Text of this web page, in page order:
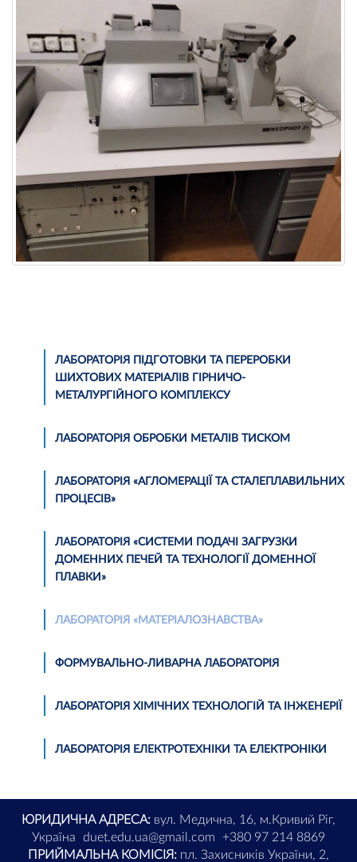
ЛАБОРАТОРІЯ ПІДГОТОВКИ ТА ПЕРЕРОБКИ
ШИХТОВИХ МАТЕРІАЛІВ ГІРНИЧО-
МЕТАЛУРГІЙНОГО КОМПЛЕКСУ
ЛАБОРАТОРІЯ ОБРОБКИ МЕТАЛІВ ТИСКОМ
ЛАБОРАТОРІЯ «АГЛОМЕРАЦІЇ ТА СТАЛЕПЛАВИЛЬНИХ
ПРОЦЕСІВ»
ЛАБОРАТОРІЯ «СИСТЕМИ ПОДАЧІ ЗАГРУЗКИ
ДОМЕННИХ ПЕЧЕЙ ТА ТЕХНОЛОГІЇ ДОМЕННОЇ
ПЛАВКИ»
ЛАБОРАТОРІЯ «МАТЕРІАЛОЗНАВСТВА»
ФОРМУВАЛЬНО-ЛИВАРНА ЛАБОРАТОРІЯ
ЛАБОРАТОРІЯ ХІМІЧНИХ ТЕХНОЛОГІЙ ТА ІНЖЕНЕРІЇ
ЛАБОРАТОРІЯ ЕЛЕКТРОТЕХНІКИ ТА ЕЛЕКТРОНІКИ
ЮРИДИЧНА АДРЕСА: вул. Медична, 16, м.Кривий Ріг,
Україна
duet.edu.ua@gmail.com
+380 97 214 8869
ПРИЙМАЛЬНА КОМІСІЯ: пл. Захисників України, 2,